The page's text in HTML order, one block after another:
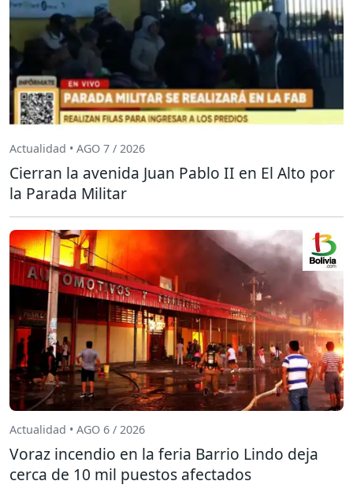
Actualidad • AGO 7 / 2026
Cierran la avenida Juan Pablo II en El Alto por
la Parada Militar
Actualidad • AGO 6 / 2026
Voraz incendio en la feria Barrio Lindo deja
cerca de 10 mil puestos afectados